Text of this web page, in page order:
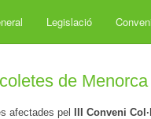
Legislació
de Menorca
afectades pel
III Conveni